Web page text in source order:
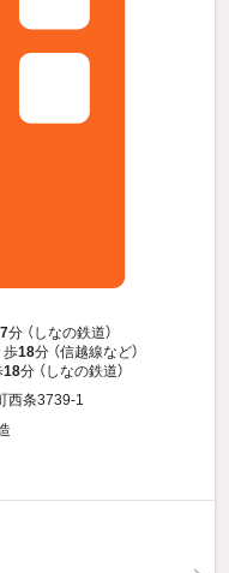
分 （しなの鉄道）
歩18分 （信越線など）
18分 （しなの鉄道）
西条3739-1